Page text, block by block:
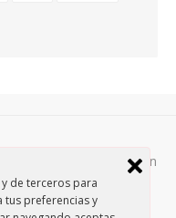
de terceros para
tus preferencias y
de esta página están
Commons Attribution-
Política de privacidad